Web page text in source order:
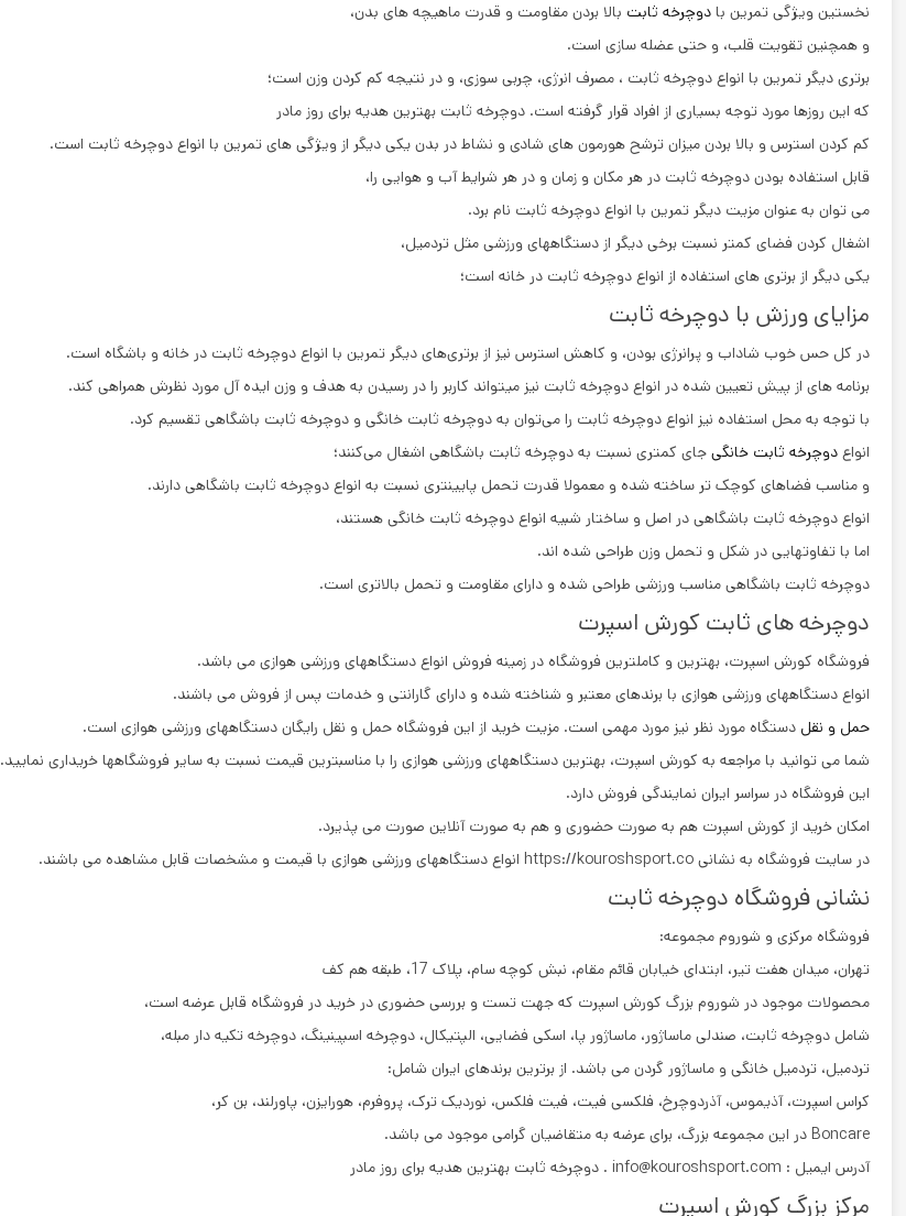
نخستین ویژگی تمرین بادوچرخه ثابت بالا بردن مقاومت و قدرت ماهیچه‌ های بدن،
و همچنین تقویت قلب، و حتی عضله سازی است.
برتری دیگر تمرین با انواع دوچرخه ثابت ، مصرف انرژی، چربی سوزی، و در نتیجه کم کردن وزن است؛
که این روزها مورد توجه بسیاری از افراد قرار گرفته است. دوچرخه ثابت بهترین هدیه برای روز مادر
کم کردن استرس و بالا بردن میزان ترشح هورمون‌ های شادی و نشاط در بدن یکی دیگر از ویژگی ‌های تمرین با انواع دوچرخه ثابت است.
قابل استفاده بودن دوچرخه ثابت در هر مکان و زمان و در هر شرایط آب و هوایی را،
می ‌توان به عنوان مزیت دیگر تمرین با انواع دوچرخه ثابت نام برد.
اشغال کردن فضای کمتر نسبت برخی دیگر از دستگاههای ورزشی مثل تردمیل،
یکی دیگر از برتری‌ های استفاده از انواع دوچرخه ثابت در خانه است؛
مزایای ورزش با دوچرخه ثابت
در کل حس خوب شاداب و پرانرژی بودن، و کاهش استرس نیز از برتری‌های دیگر تمرین با انواع دوچرخه ثابت در خانه و باشگاه است.
برنامه ‌های از پیش تعیین شده در انواع دوچرخه ثابت نیز میتواند کاربر را در رسیدن به هدف و وزن ایده آل مورد نظرش همراهی کند.
با توجه به محل استفاده نیز انواع دوچرخه ثابت را می‌توان به دوچرخه ثابت خانگی و دوچرخه ثابت باشگاهی تقسیم کرد.
انواعدوچرخه ثابت خانگی جای کمتری نسبت به دوچرخه ثابت باشگاهی اشغال می‌کنند؛
و مناسب فضاهای کوچک‌ تر ساخته شده و معمولا قدرت تحمل پایینتری نسبت به انواع دوچرخه ثابت باشگاهی دارند.
انواع دوچرخه ثابت باشگاهی در اصل و ساختار شبیه انواع دوچرخه ثابت خانگی هستند،
اما با تفاوتهایی در شکل و تحمل وزن طراحی شده ‌اند.
دوچرخه ثابت باشگاهی مناسب ورزشی طراحی شده و دارای مقاومت و تحمل بالاتری است.
دوچرخه های ثابت کورش اسپرت
فروشگاه کورش اسپرت، بهترین و کاملترین فروشگاه در زمینه فروش انواع دستگاههای ورزشی هوازی می باشد.
انواع دستگاههای ورزشی هوازی با برندهای معتبر و شناخته شده و دارای گارانتی و خدمات پس از فروش می باشند.
حمل و نقل دستگاه مورد نظر نیز مورد مهمی است. مزیت خرید از این فروشگاه حمل و نقل رایگان دستگاههای ورزشی هوازی است.
شما می توانید با مراجعه به کورش اسپرت، بهترین دستگاههای ورزشی هوازی را با مناسبترین قیمت نسبت به سایر فروشگاهها خریداری نمایید.
این فروشگاه در سراسر ایران نمایندگی فروش دارد.
امکان خرید از کورش اسپرت هم به صورت حضوری و هم به صورت آنلاین صورت می پذیرد.
در سایت فروشگاه به نشانی https://kouroshsport.co انواع دستگاههای ورزشی هوازی با قیمت و مشخصات قابل مشاهده می باشند.
نشانی فروشگاه دوچرخه ثابت
فروشگاه مرکزی و شوروم مجموعه:
تهران، میدان هفت تیر، ابتدای خیابان قائم مقام، نبش کوچه سام، پلاک 17، طبقه هم کف
محصولات موجود در شوروم بزرگ کورش اسپرت که جهت تست و بررسی حضوری در خرید در فروشگاه قابل عرضه است،
شامل دوچرخه ثابت، صندلی ماساژور، ماساژور پا، اسکی فضایی، الپتیکال، دوچرخه اسپینینگ، دوچرخه تکیه دار مبله،
تردمیل، تردمیل خانگی و ماساژور گردن می باشد. از برترین برندهای ایران شامل:
کراس اسپرت، آذیموس، آذردوچرخ، فلکسی فیت، فیت فلکس، نوردیک ترک، پروفرم، هورایزن، پاورلند، بن کر،
Boncare در این مجموعه بزرگ، برای عرضه به متقاضیان گرامی موجود می باشد.
آدرس ایمیل : info@kouroshsport.com . دوچرخه ثابت بهترین هدیه برای روز مادر
مرکز بزرگ کورش اسپرت